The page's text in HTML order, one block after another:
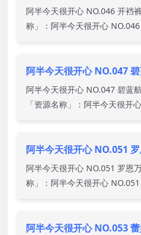
阿半今天很开心 NO.046 开裆
称」：阿半今天很开心
阿半今天很开心 NO.047
阿半今天很开心 NO.047 碧蓝
「资源名称」：阿半今天很开
阿半今天很开心 NO.051
阿半今天很开心 NO.051 罗恩
称」：阿半今天很开心
阿半今天很开心 NO.053